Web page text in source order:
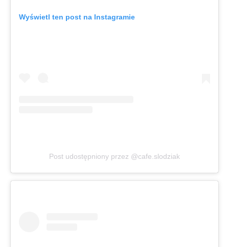
Wyświetl ten post na Instagramie
Post udostępniony przez @cafe.slodziak